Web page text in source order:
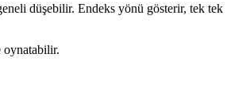
düşebilir. Endeks yönü gösterir, tek tek
oynatabilir.